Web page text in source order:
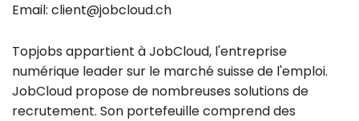
Email: client@jobcloud.ch
Topjobs appartient àJobCloud, l'entreprise
numérique leader sur le marché suisse de l'emploi.
JobCloud propose de nombreuses solutions de
recrutement. Son portefeuille comprend des